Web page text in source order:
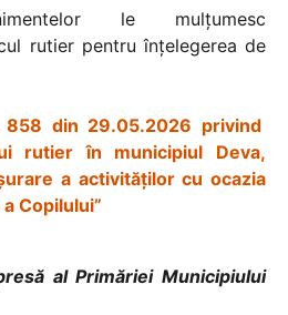
le mulțumesc
rutier pentru înțelegerea de
858 din 29.05.2026 privind
rutier în municipiul Deva,
a activităților cu ocazia
Copilului”
al Primăriei Municipiului